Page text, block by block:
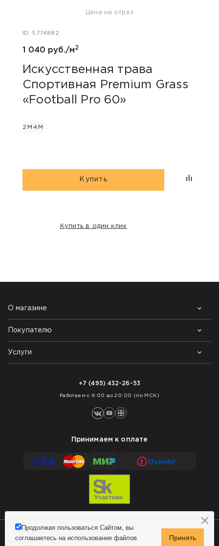
Цена на отрез
ID: 5774882
1 040 руб./м2
Искусственная трава
Спортивная Premium Grass
«Football Pro 60»
2М 4М
Купить
Купить в один клик
Продолжая пользоваться Сайтом, вы
соглашаетесь на использование файлов
О магазине
Почему выбирают нас
Контакты
Блог
Покупателю
Возврат товара
Как заказать
Услуги
+7 (495) 432-26-53
Работаем с 9:00 до 20:00 (по МСК)
Принимаем к оплате
© 2009 - 2026 Remontnick.ru.Сделано в MindMachine